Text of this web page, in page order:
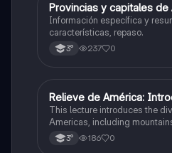
Geografía
Provincias y capitales de
Información específica y
características, repaso.
3° 237 0
Geografía
Relieve de América:
This lecture introduces the
Americas, including
and their impact on
population distribution.
3° 186 0